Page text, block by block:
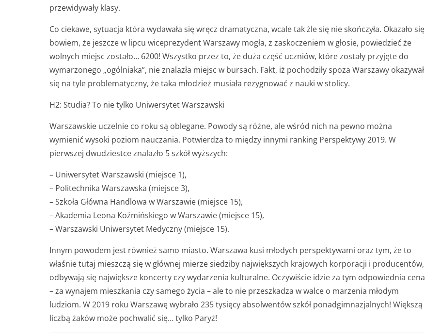
przewidywały klasy.
Co ciekawe, sytuacja która wydawała się wręcz dramatyczna, wcale tak źle się nie skończyła. Okazało się
bowiem, że jeszcze w lipcu wiceprezydent Warszawy mogła, z zaskoczeniem w głosie, powiedzieć że
wolnych miejsc zostało… 6200! Wszystko przez to, że duża część uczniów, które zostały przyjęte do
wymarzonego „ogólniaka”, nie znalazła miejsc w bursach. Fakt, iż pochodziły spoza Warszawy okazywał
się na tyle problematyczny, że taka młodzież musiała rezygnować z nauki w stolicy.
H2: Studia? To nie tylko Uniwersytet Warszawski
Warszawskie uczelnie co roku są oblegane. Powody są różne, ale wśród nich na pewno można
wymienić wysoki poziom nauczania. Potwierdza to między innymi ranking Perspektywy 2019. W
pierwszej dwudziestce znalazło 5 szkół wyższych:
– Uniwersytet Warszawski (miejsce 1),
– Politechnika Warszawska (miejsce 3),
– Szkoła Główna Handlowa w Warszawie (miejsce 15),
– Akademia Leona Koźmińskiego w Warszawie (miejsce 15),
– Warszawski Uniwersytet Medyczny (miejsce 15).
Innym powodem jest również samo miasto. Warszawa kusi młodych perspektywami oraz tym, że to
właśnie tutaj mieszczą się w głównej mierze siedziby największych krajowych korporacji i producentów,
odbywają się największe koncerty czy wydarzenia kulturalne. Oczywiście idzie za tym odpowiednia cena
– za wynajem mieszkania czy samego życia – ale to nie przeszkadza w walce o marzenia młodym
ludziom. W 2019 roku Warszawę wybrało 235 tysięcy absolwentów szkół ponadgimnazjalnych! Większą
liczbą żaków może pochwalić się… tylko Paryż!